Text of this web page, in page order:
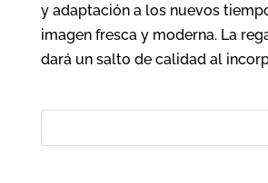
y adaptación a los nuevos
imagen fresca y moderna. La
dará un salto de calidad al